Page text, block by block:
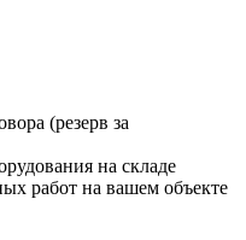
(резерв за
на складе
работ на вашем объекте